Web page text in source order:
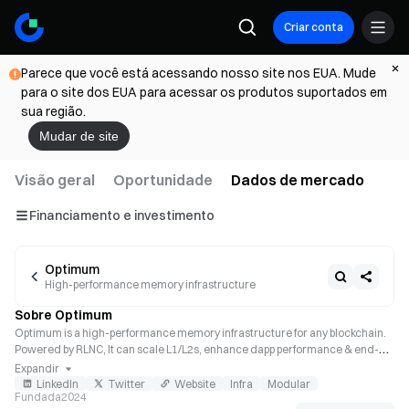
Criar conta
Parece que você está acessando nosso site nos EUA. Mude
para o site dos EUA para acessar os produtos suportados em
sua região.
Mudar de site
Visão geral Oportunidade Dados de mercado
Financiamento e investimento
Optimum
High-performance memory infrastructure
Sobre Optimum
Optimum is a high-performance memory infrastructure for any blockchain.
Powered by RLNC, It can scale L1/L2s, enhance dapp performance & end-
user UX.
Expandir
LinkedIn
Twitter Website Infra
Modular
Fundada2024